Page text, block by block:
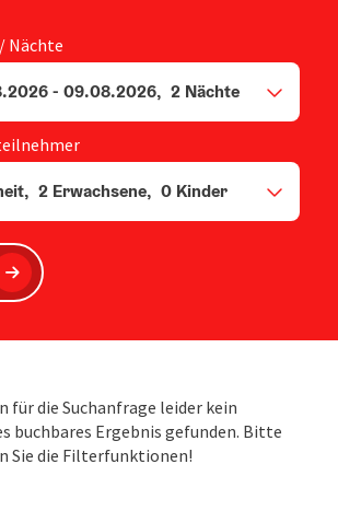
Nächte
- 09.08.2026, 2 Nächte
und Personenfelder
, 2 Erwachsene, 0 Kinder
für die Suchanfrage leider kein
buchbares Ergebnis gefunden. Bitte
Sie die Filterfunktionen!